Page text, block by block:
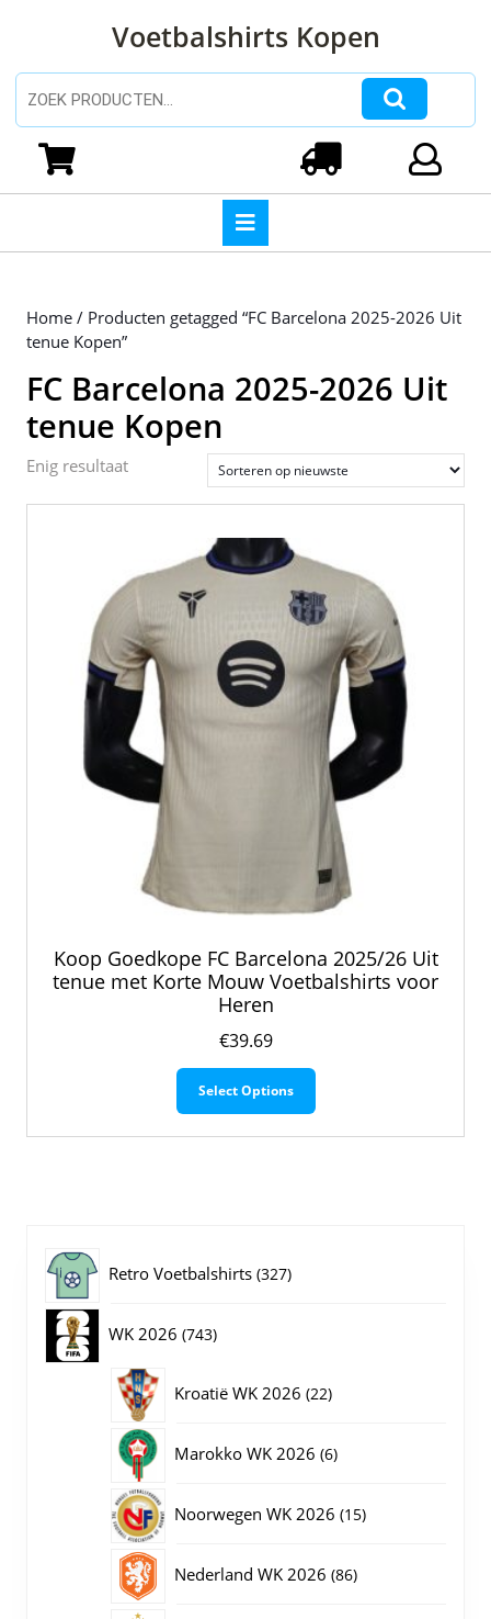
inhoud
Voetbalshirts Kopen
Zoeken naar:
Home / Producten getagged “FC Barcelona 2025-2026 Uit
tenue Kopen”
FC Barcelona 2025-2026 Uit
tenue Kopen
Enig resultaat
Koop Goedkope FC Barcelona 2025/26 Uit
tenue met Korte Mouw Voetbalshirts voor
Heren
€39.69
Select Options
Dit
Retro Voetbalshirts 327327
WK 2026 743743
Kroatië WK 2026 2222
Marokko WK 2026 66
Noorwegen WK 2026 1515
Nederland WK 2026 8686